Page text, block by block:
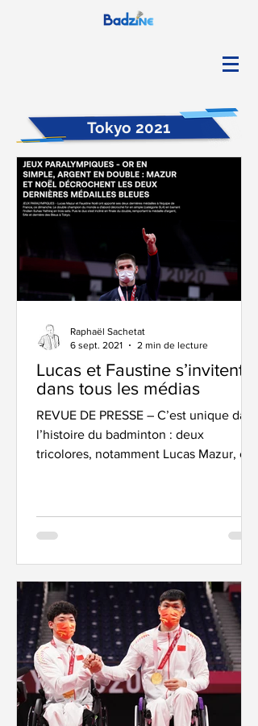
Tokyo 2021
Lucas et Faustine s’invitent
dans tous les médias
REVUE DE PRESSE – C’est unique dans
l’histoire du badminton : deux
tricolores, notamment Lucas Mazur, ont
Raphaël Sachetat
6 sept. 2021
2 min de lecture